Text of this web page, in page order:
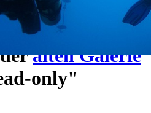
hier existiert
alten Galerie
only"